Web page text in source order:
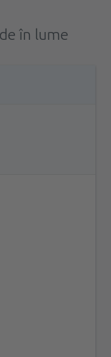
în lume